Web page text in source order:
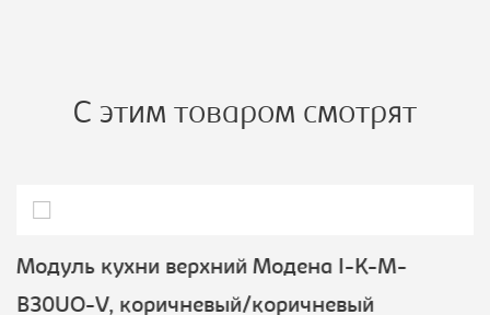
С этим товаром смотрят
Модуль кухни верхний Модена I-K-M-
B30UO-V, коричневый/коричневый